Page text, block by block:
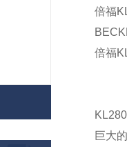
倍福
倍福
巨大